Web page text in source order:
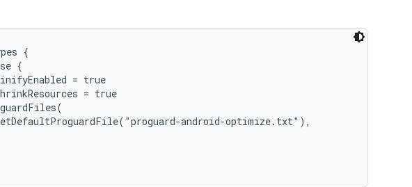
{
{
= true
= true
android-optimize.txt"),